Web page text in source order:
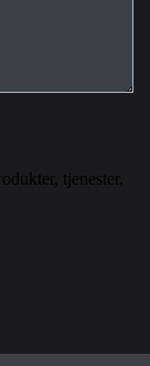
tjenester,